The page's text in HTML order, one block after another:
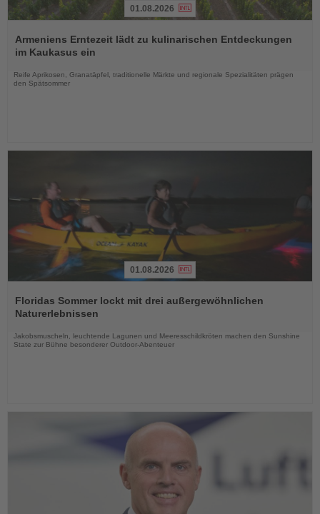
Sie
die
01.08.2026
Armeniens Erntezeit lädt zu kulinarischen Entdeckungen
im Kaukasus ein
Reife Aprikosen, Granatäpfel, traditionelle Märkte und regionale Spezialitäten prägen
den Spätsommer
Sie
die
01.08.2026
Floridas Sommer lockt mit drei außergewöhnlichen
Naturerlebnissen
Jakobsmuscheln, leuchtende Lagunen und Meeresschildkröten machen den Sunshine
State zur Bühne besonderer Outdoor-Abenteuer